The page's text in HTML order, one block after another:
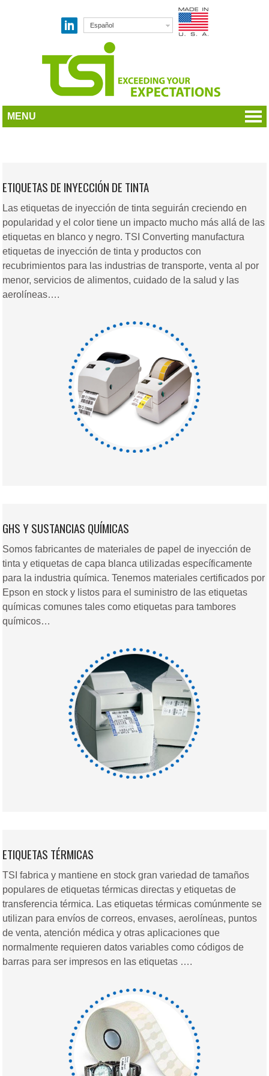
Español
MENU
ETIQUETAS DE INYECCIÓN DE TINTA
Las etiquetas de inyección de tinta seguirán creciendo en
popularidad y el color tiene un impacto mucho más allá de las
etiquetas en blanco y negro. TSI Converting manufactura
etiquetas de inyección de tinta y productos con
recubrimientos para las industrias de transporte, venta al por
menor, servicios de alimentos, cuidado de la salud y las
aerolíneas….
GHS Y SUSTANCIAS QUÍMICAS
Somos fabricantes de materiales de papel de inyección de
tinta y etiquetas de capa blanca utilizadas específicamente
para la industria química. Tenemos materiales certificados por
Epson en stock y listos para el suministro de las etiquetas
químicas comunes tales como etiquetas para tambores
químicos…
ETIQUETAS TÉRMICAS
TSI fabrica y mantiene en stock gran variedad de tamaños
populares de etiquetas térmicas directas y etiquetas de
transferencia térmica. Las etiquetas térmicas comúnmente se
utilizan para envíos de correos, envases, aerolíneas, puntos
de venta, atención médica y otras aplicaciones que
normalmente requieren datos variables como códigos de
barras para ser impresos en las etiquetas ….